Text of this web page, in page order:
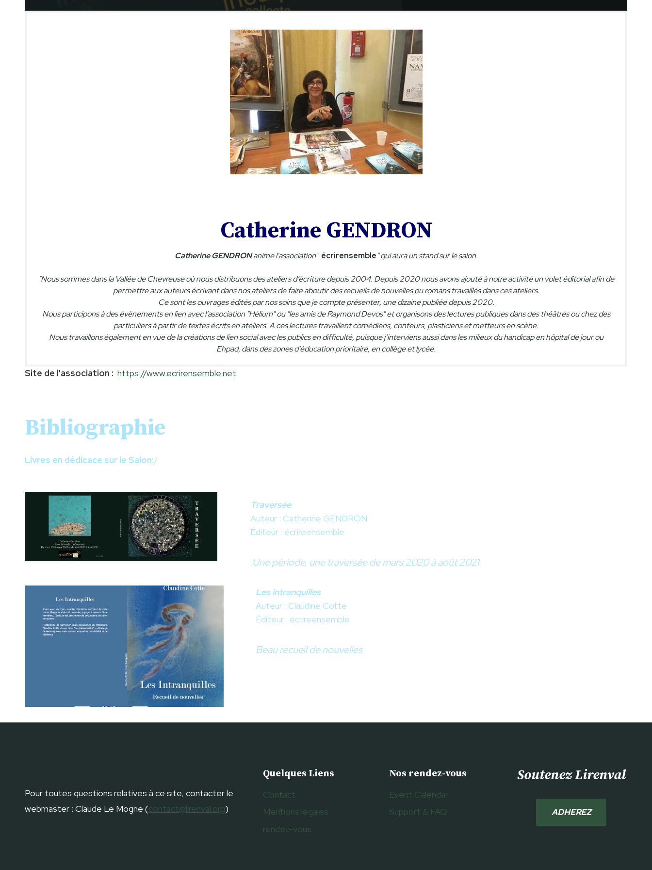
Catherine GENDRON
Catherine GENDRONanime l'association" écrirensemble" qui aura un stand sur le salon.
"Nous sommes dans la Vallée de Chevreuse où nous distribuons des ateliers d’écriture depuis 2004. Depuis 2020 nous avons ajouté à notre activité un volet éditorial afin de
permettre aux auteurs écrivant dans nos ateliers de faire aboutir des recueils de nouvelles ou romans travaillés dans ces ateliers.
Ce sont les ouvrages édités par nos soins que je compte présenter, une dizaine publiée depuis 2020.
Nous participons à des évènements en lien avec l’association "Hélium" ou "les amis de Raymond Devos" et organisons des lectures publiques dans des théâtres ou chez des
particuliers à partir de textes écrits en ateliers. A ces lectures travaillent comédiens, conteurs, plasticiens et metteurs en scène.
Nous travaillons également en vue de la créations de lien social avec les publics en difficulté, puisque j’interviens aussi dans les milieux du handicap en hôpital de jour ou
Ehpad, dans des zones d’éducation prioritaire, en collège et lycée.
Site de l'association : https://www.ecrirensemble.net
Bibliographie
Livres en dédicace sur le Salon:/
Traversée
Auteur : Catherine GENDRON
Éditeur : écrireensemble
.Une période, une traversée de mars 2020 à août 2021
Les intranquilles
Auteur : Claudine Cotte
Éditeur : écrireensemble
Beau recueil de nouvelles
Pour toutes questions relatives à ce site, contacter le
webmaster : Claude Le Mogne (contact@lirenval.org)
Quelques Liens
Contact
Mentions légales
rendez-vous
Nos rendez-vous
Event Calendar
Support & FAQ
Soutenez Lirenval
ADHEREZ